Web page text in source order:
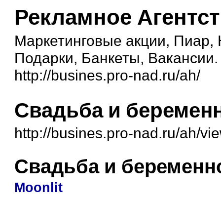
Рекламное
Маркетинговые акции,
Подарки, Банкеты, Вакансии.
http://busines.pro-nad.ru/ah/
Свадьба и
http://busines.pro-nad.ru/ah/
Свадьба и
Moonlit